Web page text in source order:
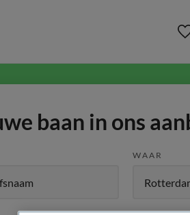
baan in ons
WAAR